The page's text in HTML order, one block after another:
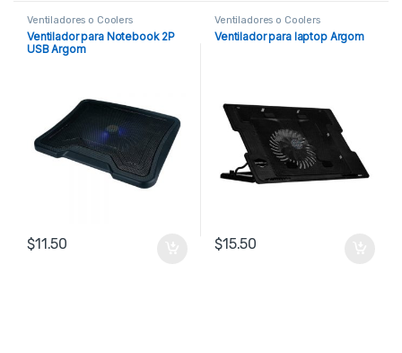
Ventiladores o Coolers
Ventilador para Notebook 2P
USB Argom
$11.50
Ventiladores o Coolers
Ventilador para laptop Argom
$15.50